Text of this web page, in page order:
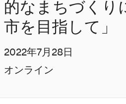
的なまちづくり
市を目指して」
2022年7月28日
オンライン